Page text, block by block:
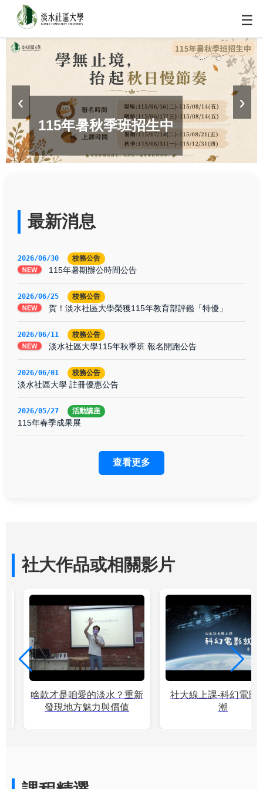
☰
115年暑秋季班招生中
‹ ›
最新消息
2026/06/30 校務公告
NEW 115年暑期辦公時間公告
2026/06/25 校務公告
NEW 賀！淡水社區大學榮獲115年教育部評鑑「特優」
2026/06/11 校務公告
NEW 淡水社區大學115年秋季班 報名開跑公告
2026/06/01 校務公告
淡水社區大學 註冊優惠公告
2026/05/27 活動講座
115年春季成果展
查看更多
社大作品或相關影片
啥款才是咱愛的淡水？重新
發現地方魅力與價值
社大線上課-科幻電影
潮